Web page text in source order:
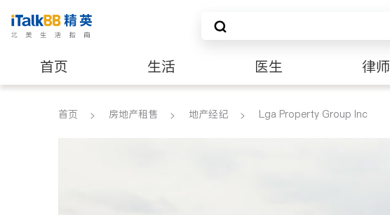
首页 生活 医生 律师
养老 非盈利组织
首页 房地产租售 地产经纪 Lga Property Group Inc